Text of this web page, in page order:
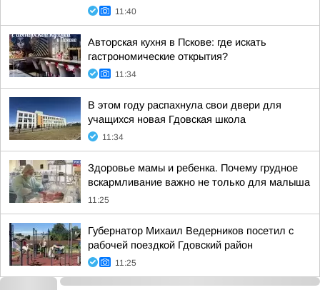
11:40
Авторская кухня в Пскове: где искать
гастрономические открытия?
11:34
В этом году распахнула свои двери для
учащихся новая Гдовская школа
11:34
Здоровье мамы и ребенка. Почему грудное
вскармливание важно не только для малыша
11:25
Губернатор Михаил Ведерников посетил с
рабочей поездкой Гдовский район
11:25